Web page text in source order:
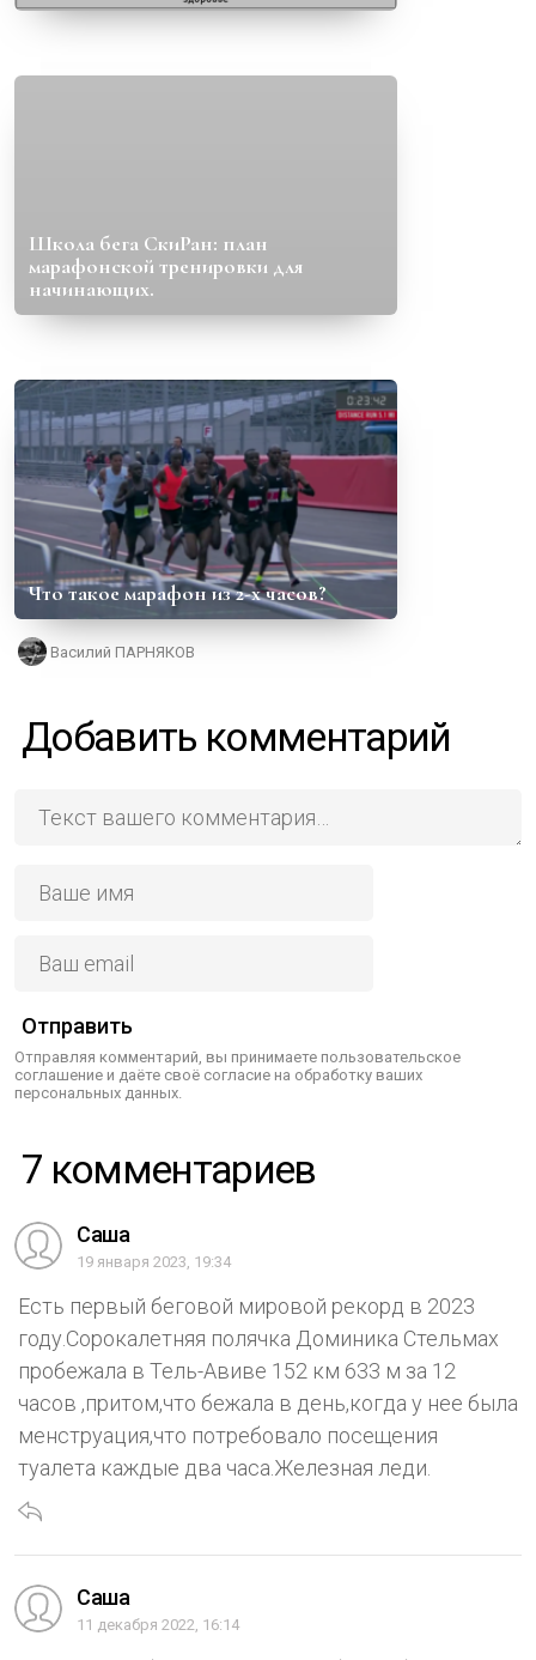
Школа бега СкиРан: план
марафонской тренировки для
начинающих.
Что такое марафон из 2-х часов?
Василий ПАРНЯКОВ
Добавить комментарий
Отправить
Отправляя комментарий, вы принимаете пользовательское
соглашение и даёте своё согласие на обработку ваших
персональных данных.
7 комментариев
Саша
19 января 2023, 19:34
Есть первый беговой мировой рекорд в 2023
году.Сорокалетняя полячка Доминика Стельмах
пробежала в Тель-Авиве 152 км 633 м за 12
часов ,притом,что бежала в день,когда у нее была
менструация,что потребовало посещения
туалета каждые два часа.Железная леди.
Саша
11 декабря 2022, 16:14